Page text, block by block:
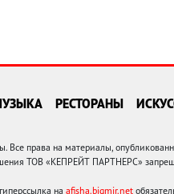
РЕСТОРАНЫ
права на материалы,
ТОВ «КЕПРЕЙТ ПАРТНЕРС»
на afisha.bigmir.net